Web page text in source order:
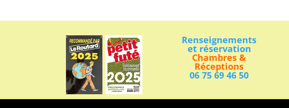
Renseignements
et réservation
Chambres &
Réceptions
06 75 69 46 50